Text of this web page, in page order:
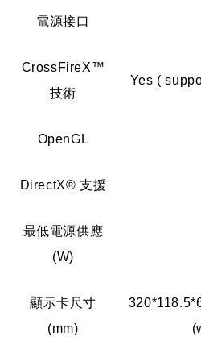
電源接口
CrossFireX™
技術
Yes (
OpenGL
DirectX® 支援
最低電源供應
(W)
顯示卡尺寸
(mm)